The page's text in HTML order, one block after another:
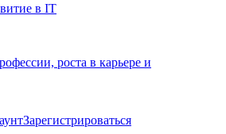
в IT
роста в карьере и
Зарегистрироваться